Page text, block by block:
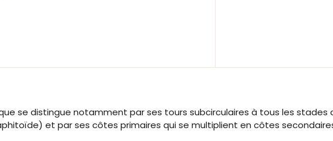
se distingue notamment par ses tours subcirculaires à tous les stades
et par ses côtes primaires qui se multiplient en côtes